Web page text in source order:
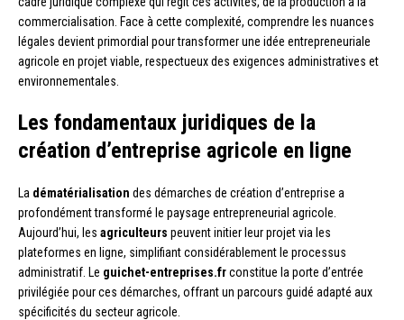
commercialisation. Face à cette complexité, comprendre les nuances
légales devient primordial pour transformer une idée entrepreneuriale
agricole en projet viable, respectueux des exigences administratives et
environnementales.
Les fondamentaux juridiques de la
création d’entreprise agricole en ligne
La dématérialisation des démarches de création d’entreprise a
profondément transformé le paysage entrepreneurial agricole.
Aujourd’hui, les agriculteurs peuvent initier leur projet via les
plateformes en ligne, simplifiant considérablement le processus
administratif. Le guichet-entreprises.frconstitue la porte d’entrée
privilégiée pour ces démarches, offrant un parcours guidé adapté aux
spécificités du secteur agricole.